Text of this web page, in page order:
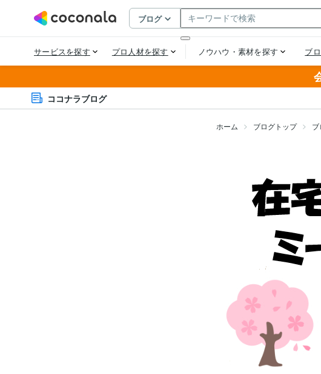
ココナラブログ
ホーム ブログトップ